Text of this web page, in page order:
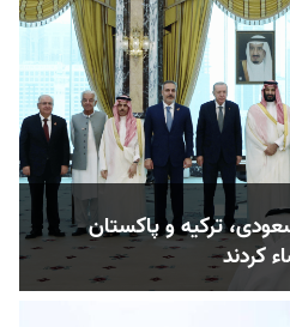
ترکیه و پاکستان
کردند